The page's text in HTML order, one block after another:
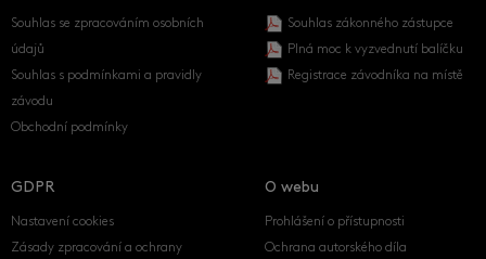
Souhlas se zpracováním osobních
údajů
Souhlas s podmínkami a pravidly
závodu
Obchodní podmínky
Souhlas zákonného zástupce
Plná moc k vyzvednutí balíčku
Registrace závodníka na místě
GDPR
Nastavení cookies
Zásady zpracování a ochrany
O webu
Prohlášení o přístupnosti
Ochrana autorského díla